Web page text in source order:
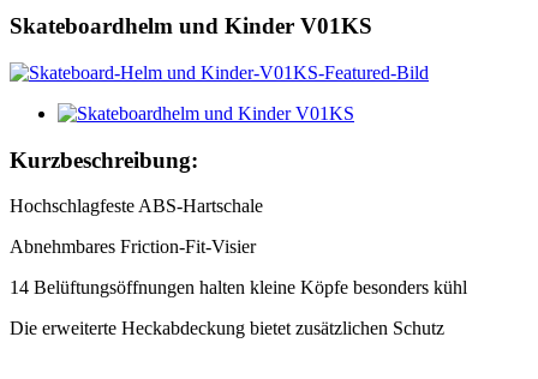
Skateboardhelm und Kinder V01KS
Kurzbeschreibung:
Hochschlagfeste ABS-Hartschale
Abnehmbares Friction-Fit-Visier
14 Belüftungsöffnungen halten kleine Köpfe besonders kühl
Die erweiterte Heckabdeckung bietet zusätzlichen Schutz